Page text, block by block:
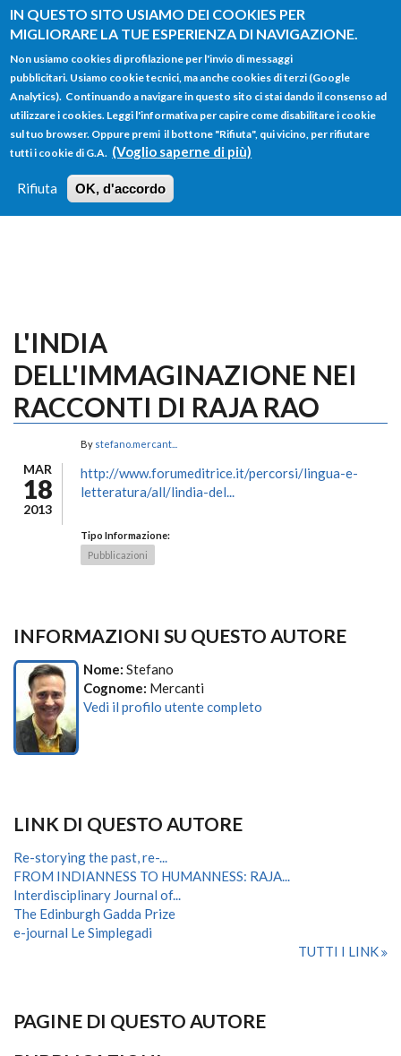
IN QUESTO SITO USIAMO DEI COOKIES PER
MIGLIORARE LA TUE ESPERIENZA DI NAVIGAZIONE.
Non usiamo cookies di profilazione per l'invio di messaggi
pubblicitari. Usiamo cookie tecnici, ma anche cookies di terzi (Google
Analytics). Continuando a navigare in questo sito ci stai dando il consenso ad
utilizzare i cookies. Leggi l'informativa per capire come disabilitare i cookie
sul tuo browser. Oppure premi il bottone "Rifiuta", qui vicino, per rifiutare
tutti i cookie di G.A. (Voglio saperne di più)
Rifiuta OK, d'accordo
Salta al contenuto principale
FORM
DI
RICERCA
Main menu
HOME TUTTI I PROFILI
LOGIN
L'INDIA
DELL'IMMAGINAZIONE NEI
RACCONTI DI RAJA RAO
MAR
18
2013
By stefano.mercant...
http://www.forumeditrice.it/percorsi/lingua-e-
letteratura/all/lindia-del...
Tipo Informazione:
Pubblicazioni
INFORMAZIONI SU QUESTO AUTORE
Nome: Stefano
Cognome: Mercanti
Vedi il profilo utente completo
LINK DI QUESTO AUTORE
Re-storying the past, re-...
FROM INDIANNESS TO HUMANNESS: RAJA...
Interdisciplinary Journal of...
The Edinburgh Gadda Prize
e-journal Le Simplegadi
TUTTI I LINK
PAGINE DI QUESTO AUTORE